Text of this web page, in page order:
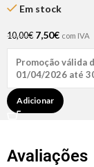
Em stock
10,00€ 7,50€ com IVA
Promoção válida
01/04/2026 até
Adicionar
Avaliações